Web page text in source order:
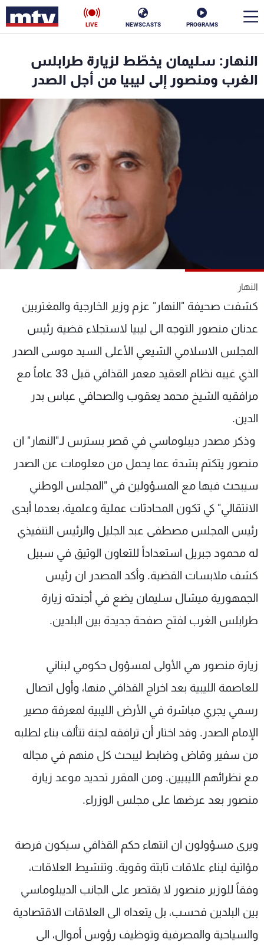
PROGRAMS
NEWSCASTS
LIVE
النهار: سليمان يخطّط لزيارة طرابلس
الغرب ومنصور إلى ليبيا من أجل الصدر
النهار
كشفت صحيفة "النهار" عزم وزير الخارجية والمغتربين
عدنان منصور التوجه الى ليبيا لاستجلاء قضية رئيس
المجلس الاسلامي الشيعي الأعلى السيد موسى الصدر
الذي غيبه نظام العقيد معمر القذافي قبل 33 عاماً مع
مرافقيه الشيخ محمد يعقوب والصحافي عباس بدر
الدين.
وذكر مصدر ديبلوماسي في قصر بسترس لـ"النهار" ان
منصور يتكتم بشدة عما يحمل من معلومات عن الصدر
سيبحث فيها مع المسؤولين في "المجلس الوطني
الانتقالي" كي تكون المحادثات عملية وعلمية، بعدما أبدى
رئيس المجلس مصطفى عبد الجليل والرئيس التنفيذي
له محمود جبريل استعداداً للتعاون الوثيق في سبيل
كشف ملابسات القضية. وأكد المصدر ان رئيس
الجمهورية ميشال سليمان يضع في أجندته زيارة
طرابلس الغرب لفتح صفحة جديدة بين البلدين.
زيارة منصور هي الأولى لمسؤول حكومي لبناني
للعاصمة الليبية بعد اخراج القذافي منها، وأول اتصال
رسمي يجري مباشرة في الأرض الليبية لمعرفة مصير
الإمام الصدر. وقد اختار أن ترافقه لجنة تتألف بناء لطلبه
من سفير وقاض وضابط ليبحث كل منهم في مجاله
مع نظرائهم الليبيين. ومن المقرر تحديد موعد زيارة
منصور بعد عرضها على مجلس الوزراء.
ويرى مسؤولون ان انتهاء حكم القذافي سيكون فرصة
مؤاتية لبناء علاقات ثابتة وقوية. وتنشيط العلاقات،
وفقاً للوزير منصور لا يقتصر على الجانب الديبلوماسي
بين البلدين فحسب، بل يتعداه الى العلاقات الاقتصادية
والسياحية والمصرفية وتوظيف رؤوس أموال، الى
الأخبار
ناس
رياضة
الترددات
عن MTV
لاعلاناتكم
وظائف
تواصل معنا
شروط الإسـتخدام
سياسة الخصوصية